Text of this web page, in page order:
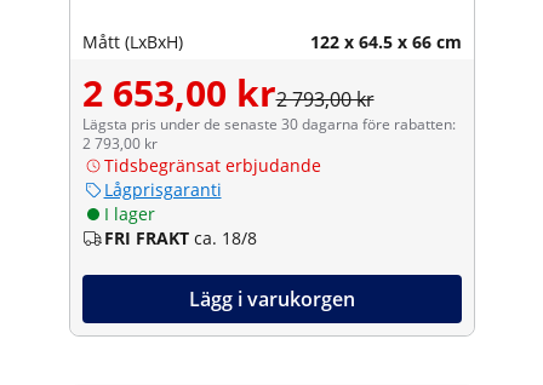
Mått (LxBxH) 122 x 64.5 x 66 cm
2 653,00 kr2 793,00 kr
Lägsta pris under de senaste 30 dagarna före rabatten:
2 793,00 kr
Tidsbegränsat erbjudande
Lågprisgaranti
I lager
FRI FRAKT ca. 18/8
Lägg i varukorgen